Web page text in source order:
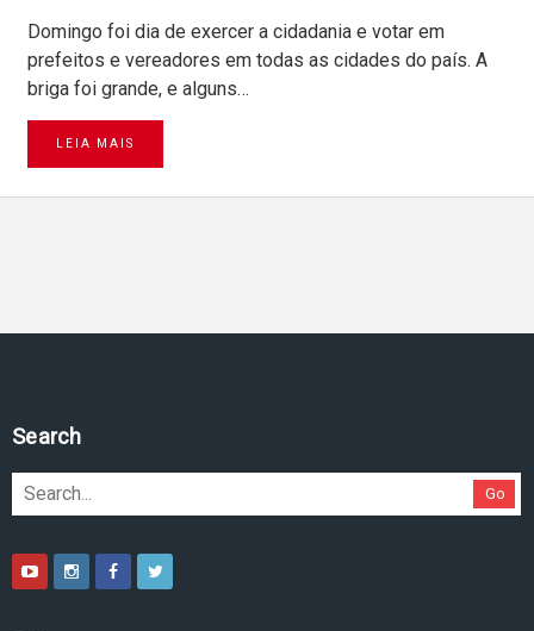
Domingo foi dia de exercer a cidadania e votar em
prefeitos e vereadores em todas as cidades do país. A
briga foi grande, e alguns…
LEIA MAIS
Pesquise no site
Go